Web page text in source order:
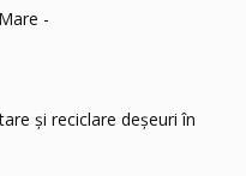
-
și reciclare deșeuri în